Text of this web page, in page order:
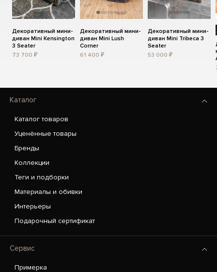
Декоративный мини-
диван Mini Kensington
3 Seater
73 700 ₽
Декоративный мини-
диван Mini Lush
Corner
61 400 ₽
Декоративный мини-
диван Mini Tribeca 3
Seater
53 000 ₽
Каталог
Каталог товаров
Уценённые товары
Бренды
Коллекции
Теги и подборки
Материалы и обивки
Интерьеры
Подарочный сертификат
Сервис
Примерка